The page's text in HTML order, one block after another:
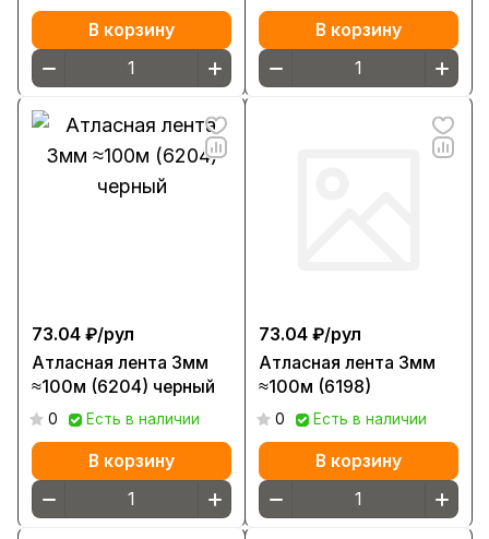
В корзину В корзину
73.04 ₽/рул
Атласная лента 3мм
≈100м (6204) черный
0 Есть в наличии
В корзину
73.04 ₽/рул
Атласная лента 3мм
≈100м (6198)
0 Есть в наличии
В корзину